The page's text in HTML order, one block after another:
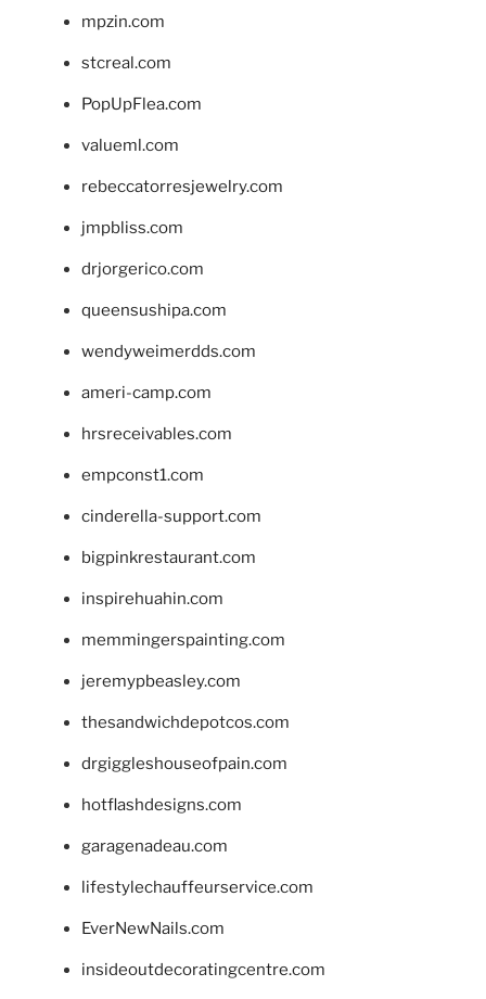
mpzin.com
stcreal.com
PopUpFlea.com
valueml.com
rebeccatorresjewelry.com
jmpbliss.com
drjorgerico.com
queensushipa.com
wendyweimerdds.com
ameri-camp.com
hrsreceivables.com
empconst1.com
cinderella-support.com
bigpinkrestaurant.com
inspirehuahin.com
memmingerspainting.com
jeremypbeasley.com
thesandwichdepotcos.com
drgiggleshouseofpain.com
hotflashdesigns.com
garagenadeau.com
lifestylechauffeurservice.com
EverNewNails.com
insideoutdecoratingcentre.com